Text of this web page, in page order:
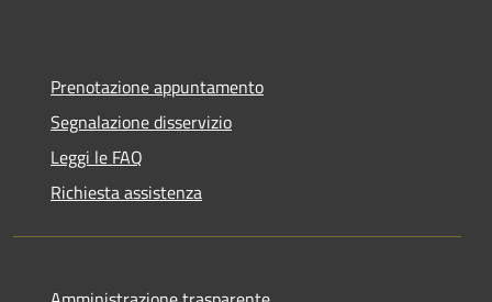
Prenotazione appuntamento
Segnalazione disservizio
Leggi le FAQ
Richiesta assistenza